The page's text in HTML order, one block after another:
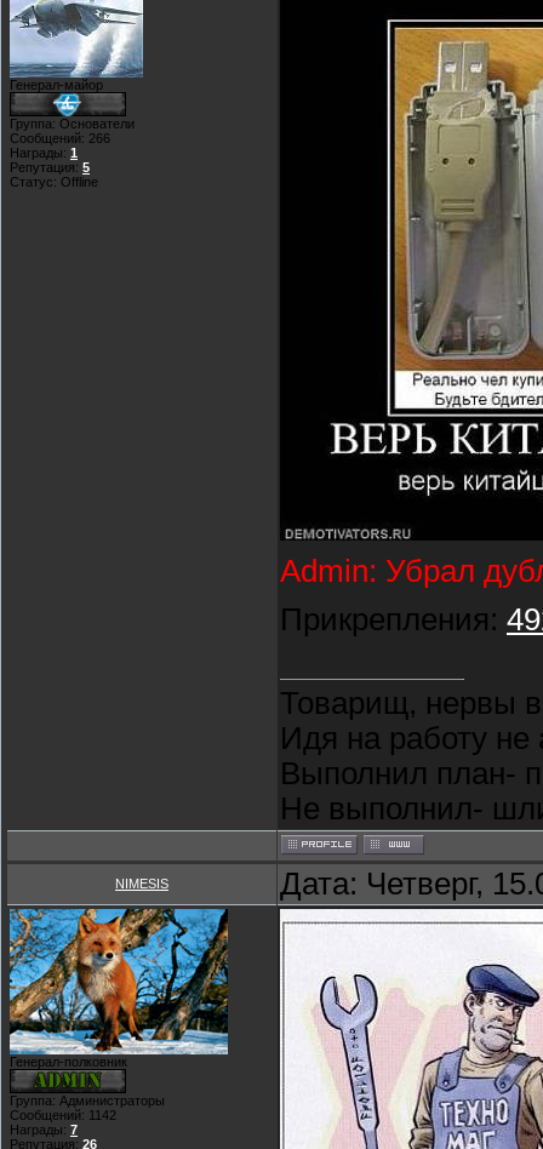
Генерал-майор
Группа: Основатели
Сообщений: 266
Награды: 1
Репутация: 5
Статус: Offline
Admin: Убрал
Прикрепления:
Товарищ, нервы
Идя на работу не
Выполнил план-
Не выполнил-
NIMESIS Дата: Четверг,
Генерал-полковник
Группа: Администраторы
Сообщений: 1142
Награды: 7
Репутация: 26